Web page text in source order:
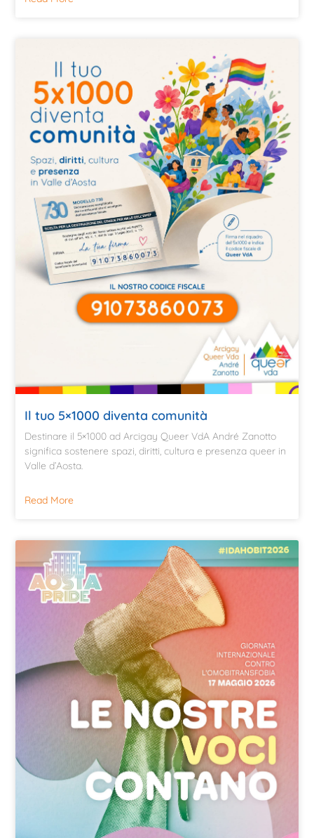
Il tuo 5×1000 diventa comunità
Destinare il 5×1000 ad Arcigay Queer VdA André Zanotto
significa sostenere spazi, diritti, cultura e presenza queer in
Valle d’Aosta.
Read More